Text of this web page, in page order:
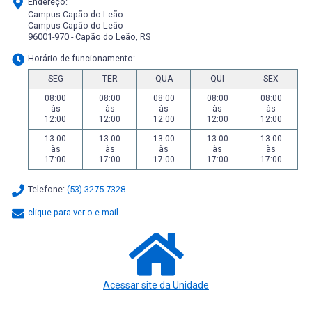
Campus Capão do Leão
Campus Capão do Leão
96001-970 - Capão do Leão, RS
Horário de funcionamento:
SEG TER QUA QUI
SEX
08:00
às
12:00
08:00
às
12:00
08:00
às
12:00
08:00
às
12:00
08:00
às
12:00
13:00
às
17:00
13:00
às
17:00
13:00
às
17:00
13:00
às
17:00
13:00
às
17:00
Telefone: (53) 3275-7328
clique para ver o e-mail
Acessar site da Unidade